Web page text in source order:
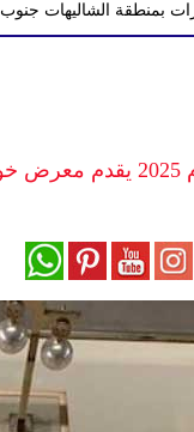
الشاليهات جنوب لبنان